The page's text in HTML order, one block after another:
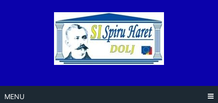
MENU